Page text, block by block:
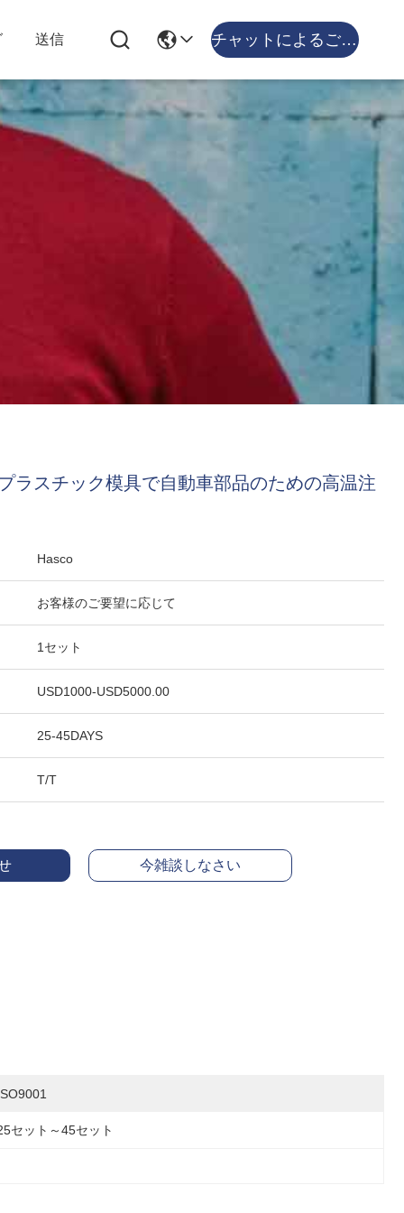
送信 チャットによるご相談
ラスチック模具で自動車部品のための高温注
Hasco
お客様のご要望に応じて
1セット
USD1000-USD5000.00
25-45DAYS
T/T
今雑談しなさい
セット～45セット